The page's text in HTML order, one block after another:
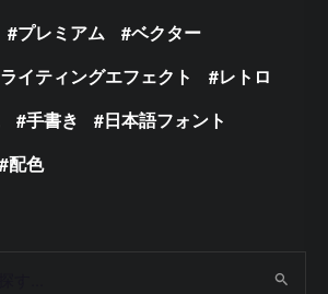
プレミアム
ベクター
ライティングエフェクト
レトロ
手書き
日本語フォント
配色